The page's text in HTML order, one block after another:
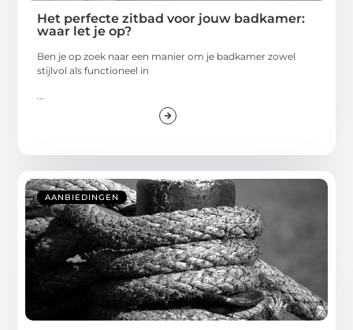
Het perfecte zitbad voor jouw badkamer:
waar let je op?
Ben je op zoek naar een manier om je badkamer zowel
stijlvol als functioneel in
...
AANBIEDINGEN